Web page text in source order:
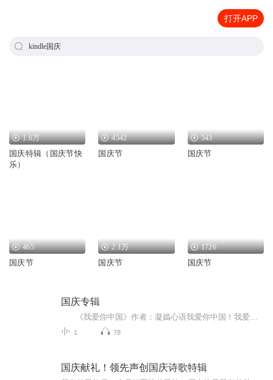
打开APP
kindle国庆
1.6万
国庆特辑（国庆节快
乐）
4542
国庆节
543
国庆节
465
国庆节
2.1万
国庆节
1726
国庆节
国庆专辑
1 78
国庆献礼！领先声创国庆诗歌特辑